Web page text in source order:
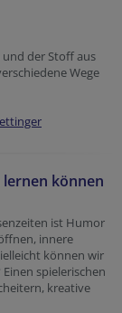
und der Stoff aus
Wege
können
ist Humor
innere
können wir
spielerischen
kreative